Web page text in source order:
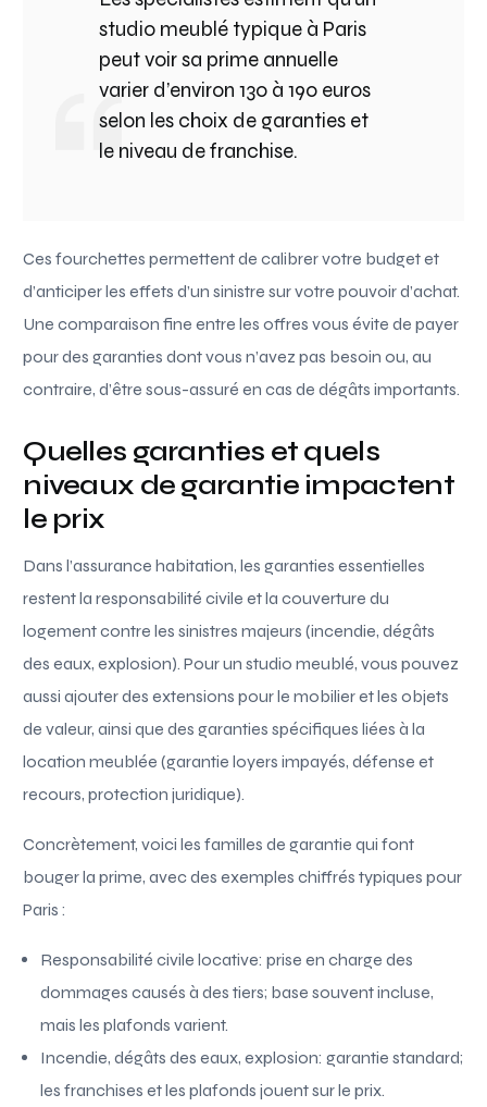
studio meublé typique à Paris
peut voir sa prime annuelle
varier d’environ 130 à 190 euros
selon les choix de garanties et
le niveau de franchise.
Ces fourchettes permettent de calibrer votre budget et
d’anticiper les effets d’un sinistre sur votre pouvoir d’achat.
Une comparaison fine entre les offres vous évite de payer
pour des garanties dont vous n’avez pas besoin ou, au
contraire, d’être sous-assuré en cas de dégâts importants.
Quelles garanties et quels
niveaux de garantie impactent
le prix
Dans l’assurance habitation, les garanties essentielles
restent la responsabilité civile et la couverture du
logement contre les sinistres majeurs (incendie, dégâts
des eaux, explosion). Pour un studio meublé, vous pouvez
aussi ajouter des extensions pour le mobilier et les objets
de valeur, ainsi que des garanties spécifiques liées à la
location meublée (garantie loyers impayés, défense et
recours, protection juridique).
Concrètement, voici les familles de garantie qui font
bouger la prime, avec des exemples chiffrés typiques pour
Paris :
Responsabilité civile locative: prise en charge des
dommages causés à des tiers; base souvent incluse,
mais les plafonds varient.
Incendie, dégâts des eaux, explosion: garantie standard;
les franchises et les plafonds jouent sur le prix.